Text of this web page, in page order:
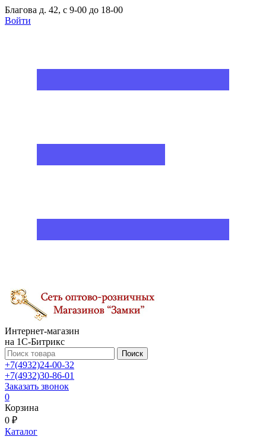
Благова д. 42, с 9-00 до 18-00
Войти
Интернет-магазин
на 1С-Битрикс
Поиск
+7(4932)24-00-32
+7(4932)30-86-01
Заказать звонок
0
Корзина
0 ₽
Каталог